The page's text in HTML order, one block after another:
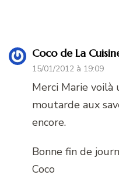
Coco de La
15/01/2012 à 19:09
Merci Marie
moutarde aux
encore.
Bonne fin de
Coco